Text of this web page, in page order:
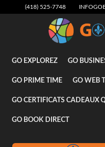
(418) 525-7748
GO EXPLOREZ GO
GO PRIME TIME GO WEB
GO CERTIFICATS CADEAUX
GO BOOK DIRECT